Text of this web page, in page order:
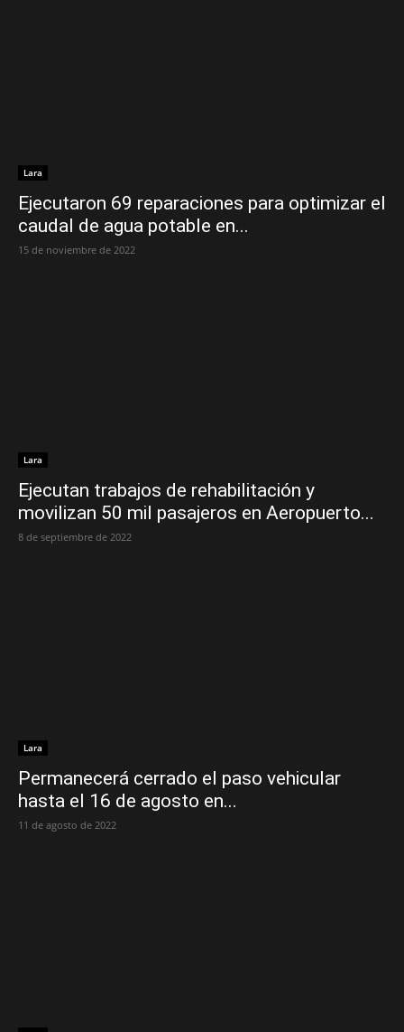
Lara
Ejecutaron 69 reparaciones para optimizar el
caudal de agua potable en...
15 de noviembre de 2022
Lara
Ejecutan trabajos de rehabilitación y
movilizan 50 mil pasajeros en Aeropuerto...
8 de septiembre de 2022
Lara
Permanecerá cerrado el paso vehicular
hasta el 16 de agosto en...
11 de agosto de 2022